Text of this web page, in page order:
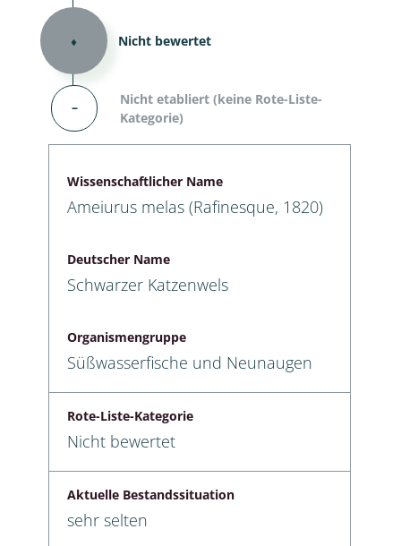
⬧ Nicht bewertet
–
Nicht etabliert (keine Rote-Liste-
Kategorie)
Wissenschaftlicher Name
Ameiurus melas (Rafinesque, 1820)
Deutscher Name
Schwarzer Katzenwels
Organismengruppe
Süßwasserfische und Neunaugen
Rote-Liste-Kategorie
Nicht bewertet
Aktuelle Bestandssituation
sehr selten